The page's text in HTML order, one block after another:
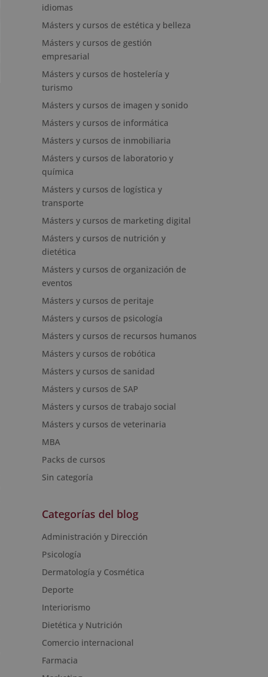
idiomas
Másters y cursos de estética y belleza
Másters y cursos de gestión
empresarial
Másters y cursos de hostelería y
turismo
Másters y cursos de imagen y sonido
Másters y cursos de informática
Másters y cursos de inmobiliaria
Másters y cursos de laboratorio y
química
Másters y cursos de logística y
transporte
Másters y cursos de marketing digital
Másters y cursos de nutrición y
dietética
Másters y cursos de organización de
eventos
Másters y cursos de peritaje
Másters y cursos de psicología
Másters y cursos de recursos humanos
Másters y cursos de robótica
Másters y cursos de sanidad
Másters y cursos de SAP
Másters y cursos de trabajo social
Másters y cursos de veterinaria
MBA
Packs de cursos
Sin categoría
Categorías del blog
Administración y Dirección
Psicología
Dermatología y Cosmética
Deporte
Interiorismo
Dietética y Nutrición
Comercio internacional
Farmacia